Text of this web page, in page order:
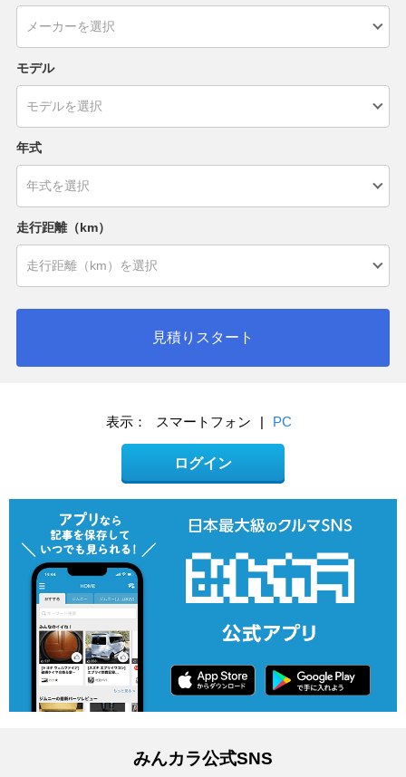
モデル
年式
走行距離（km）
見積りスタート
表示： スマートフォン | PC
ログイン
みんカラ公式SNS